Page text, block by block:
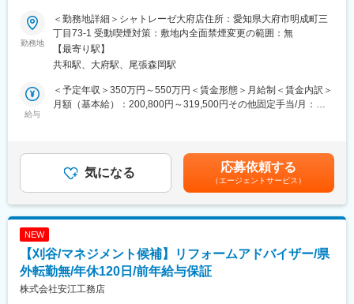
得可能。
エンジニアとしてのスキルアップはもちろん、製造系・物流系の
異業種に挑戦する社員もおり、知識・経験をベースとして様々な
ことにチャレンジできる環境があります
■当社の魅力：
◎ヨコタエンタープライズでは、仕事に対し真剣に取り組む社員
を全力で応援し、市場のニーズに応じた教育を提供し、社員一人
『FOR JAPAN FOR THE DREAM』をミッションとして製
造業のトータルサポートをコンセプトとして事業展開していま
す。今、さらなる飛躍に向け奮闘しています。その為には社員の
■担当業務
当社が運営する「シャトレーゼ大府店」の店長候補としてご活躍
いただきます。
・接客（和洋菓子販売、レジ作業）
・品出し
・商品管理、発注業務
・売り上げ管理
・シフト管理
・本社への報告業務など
■業務内容詳細
ベントの企画／運営等も担っていただきます。
■組織構成
当社では「シャトレーゼ」を3店舗（大府／焼津／田沼）を運営し
勤務地
＜勤務地詳細＞シャトレーゼ大府店住所：愛知県大府市明成町三
丁目73-1 受動喫煙対策：敷地内全面禁煙変更の範囲：無
【最寄り駅】
共和駅、大府駅、尾張森岡駅
給与
＜予定年収＞350万円～550万円＜賃金形態＞月給制＜賃金内訳＞
月額（基本給）：200,800円～319,500円その他固定手当/月：
業手当＞有＜給与補足＞■昇給：有■食事手当：10,000円賃金はあ
くまでも目安の金額であり、選考を通じて上下する可能性があり
ます。月給(月額)は固定手当を含めた表記です。
気になる 応募依頼する
（エージェントサービス）
NEW
【刈谷/マネジメント候補】リフォームアドバイザー/県
外転勤無/年休120日/前年給与保証
株式会社安江工務店